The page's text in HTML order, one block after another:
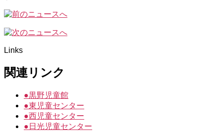
Links
関連リンク
●黒野児童館
●東児童センター
●西児童センター
● 日光児童センター